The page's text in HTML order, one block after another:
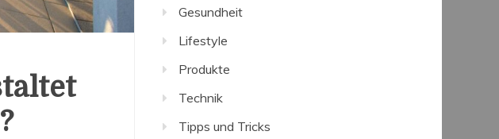
Gesundheit
Lifestyle
Produkte
Technik
Tipps und Tricks